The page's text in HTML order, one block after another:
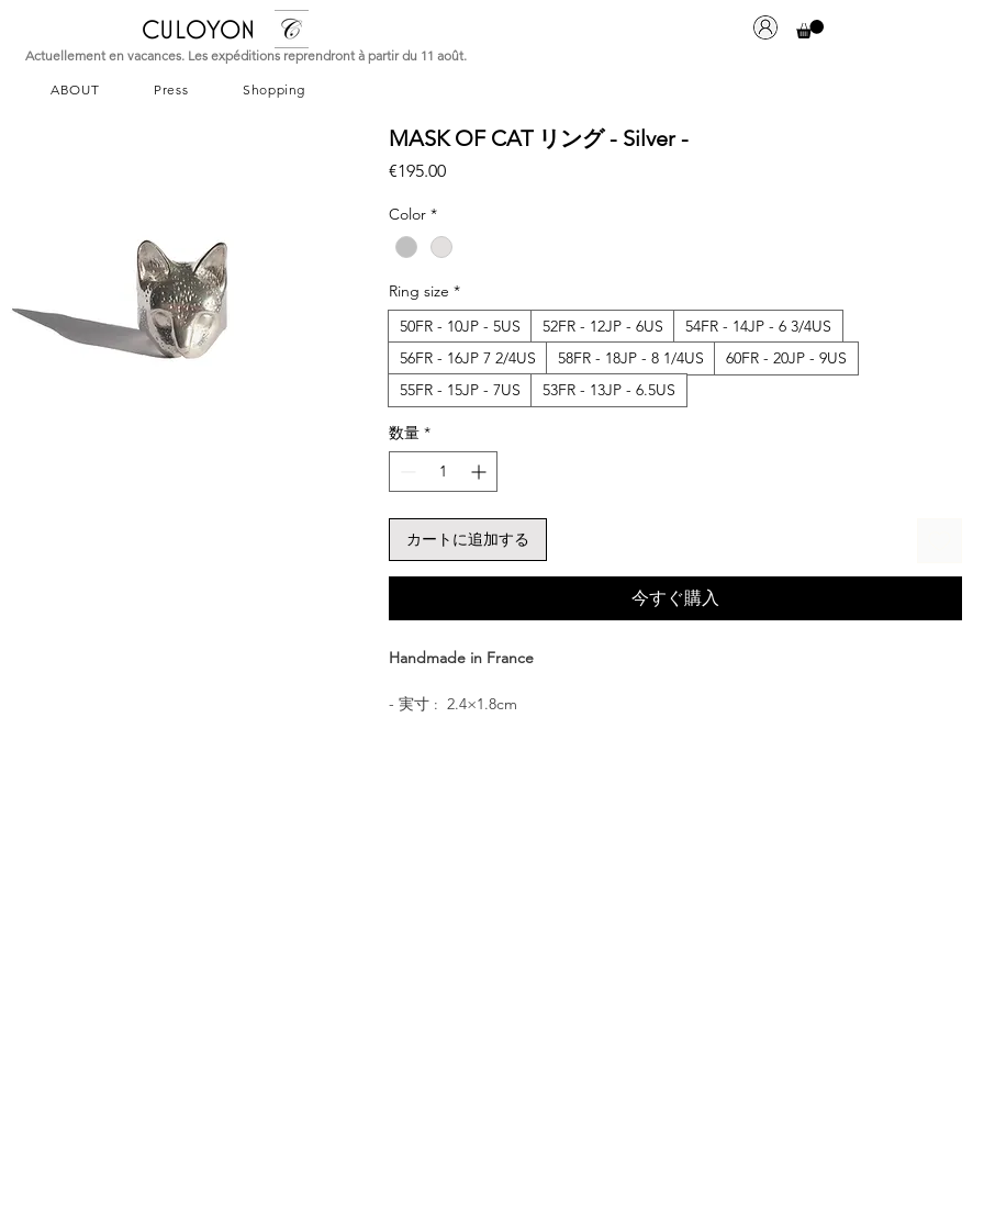
CULOYON
Actuellement en vacances. Les expéditions reprendront à partir du 11 août.
ABOUT Press Shopping
MASK OF CAT リング - Silver -
€195.00価
Color *
Ring size *
50FR - 10JP - 5US
52FR - 12JP - 6US
54FR - 14JP - 6 3/4US
56FR - 16JP 7 2/4US
58FR - 18JP - 8 1/4US
60FR - 20JP - 9US
55FR - 15JP - 7US
53FR - 13JP - 6.5US
数量 *
カートに追加する
今すぐ購入
Handmade in France
- 実寸 : 2.4×1.8cm